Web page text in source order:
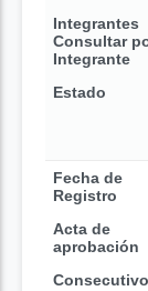
Integrantes
Consultar
Integrante
Estado
Fecha de
Registro
Acta de
aprobación
Consecutivo